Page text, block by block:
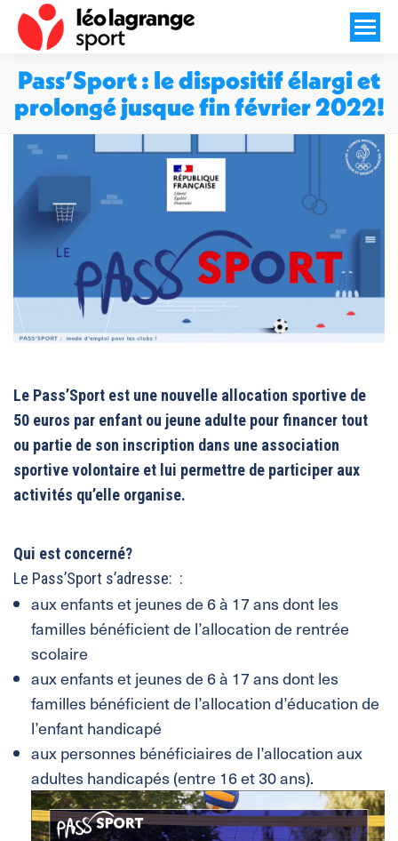
Pass’Sport : le dispositif élargi et
prolongé jusque fin février 2022!
Vous êtes ici :
Le Pass’Sport est une nouvelle allocation sportive de
50 euros par enfant ou jeune adulte pour financer tout
ou partie de son inscription dans une association
sportive volontaire et lui permettre de participer aux
activités qu’elle organise.
Qui est concerné?
Le Pass’Sport s’adresse: :
aux enfants et jeunes de 6 à 17 ans dont les
familles bénéficient de l’allocation de rentrée
scolaire
aux enfants et jeunes de 6 à 17 ans dont les
familles bénéficient de l’allocation d’éducation de
l’enfant handicapé
aux personnes bénéficiaires de l’allocation aux
adultes handicapés (entre 16 et 30 ans).